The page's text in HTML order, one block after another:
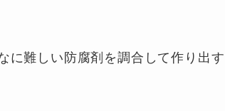
に難しい防腐剤を調合して作り出す